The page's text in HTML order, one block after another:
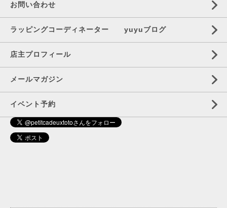
お問い合わせ
ラッピングコーディネーター yuyuブログ
店主プロフィール
メールマガジン
イベント予約